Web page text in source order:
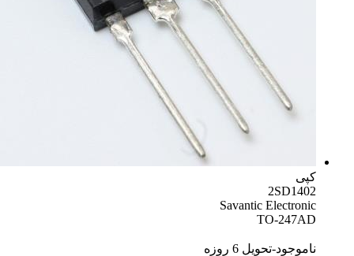
کپی
2SD1402
Savantic Electronic
TO-247AD
ناموجود-تحویل 6 روزه